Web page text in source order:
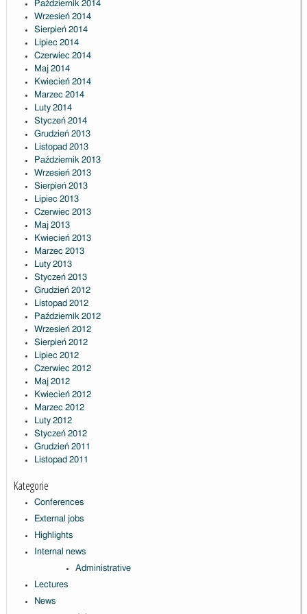
Październik 2014
Wrzesień 2014
Sierpień 2014
Lipiec 2014
Czerwiec 2014
Maj 2014
Kwiecień 2014
Marzec 2014
Luty 2014
Styczeń 2014
Grudzień 2013
Listopad 2013
Październik 2013
Wrzesień 2013
Sierpień 2013
Lipiec 2013
Czerwiec 2013
Maj 2013
Kwiecień 2013
Marzec 2013
Luty 2013
Styczeń 2013
Grudzień 2012
Listopad 2012
Październik 2012
Wrzesień 2012
Sierpień 2012
Lipiec 2012
Czerwiec 2012
Maj 2012
Kwiecień 2012
Marzec 2012
Luty 2012
Styczeń 2012
Grudzień 2011
Listopad 2011
Kategorie
Conferences
External jobs
Highlights
Internal news
Administrative
Lectures
News